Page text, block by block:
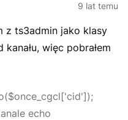
9 lat temu
z ts3admin jako klasy
więc pobrałem
echo